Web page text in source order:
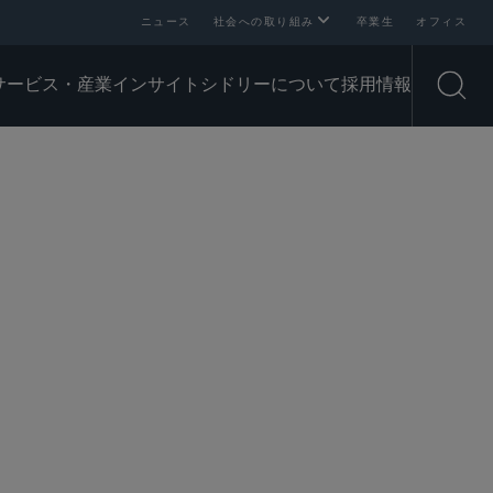
ニュース 社会への取り組み 卒業生 オフィス
ービス・産業インサイト シドリーについて採用情報